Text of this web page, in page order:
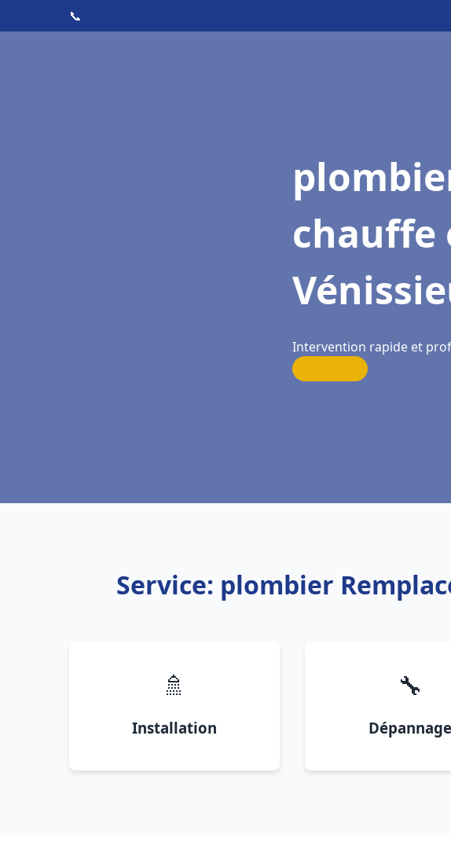
📞
chauffe
Intervention rapide et
Service: plombier
🚿
Installation
🔧
Dépannage